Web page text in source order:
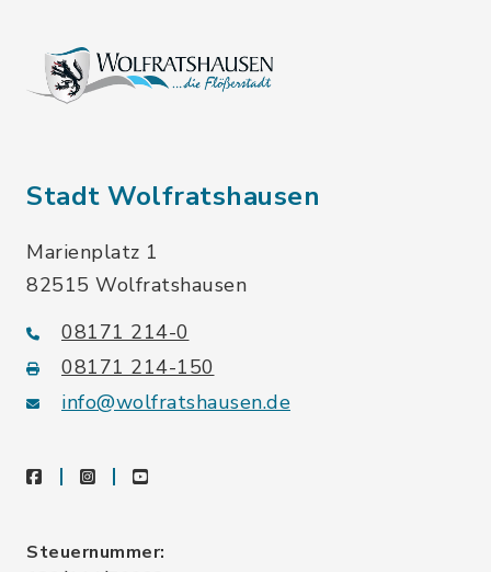
Stadt Wolfratshausen
Marienplatz 1
82515 Wolfratshausen
08171 214-0
08171 214-150
info@wolfratshausen.de
facebookinstagramyoutube
Steuernummer: